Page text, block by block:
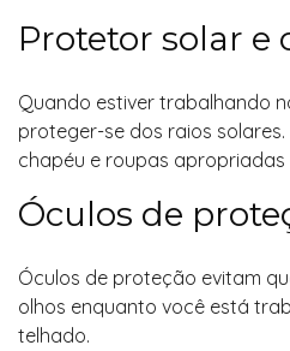
Protetor solar e
Quando estiver trabalhando
proteger-se dos raios
chapéu e roupas apropriadas
Óculos de
Óculos de proteção evitam
olhos enquanto você está
telhado.